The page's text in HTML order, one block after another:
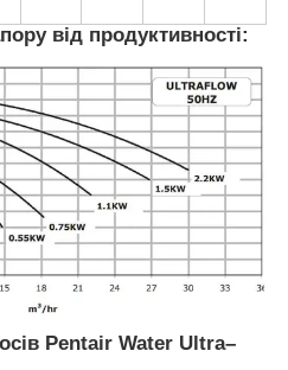
від продуктивності:
Pentair Water Ultra–